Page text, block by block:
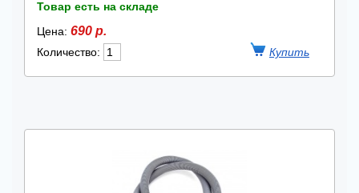
Товар есть на складе
Цена: 690 р.
Количество: